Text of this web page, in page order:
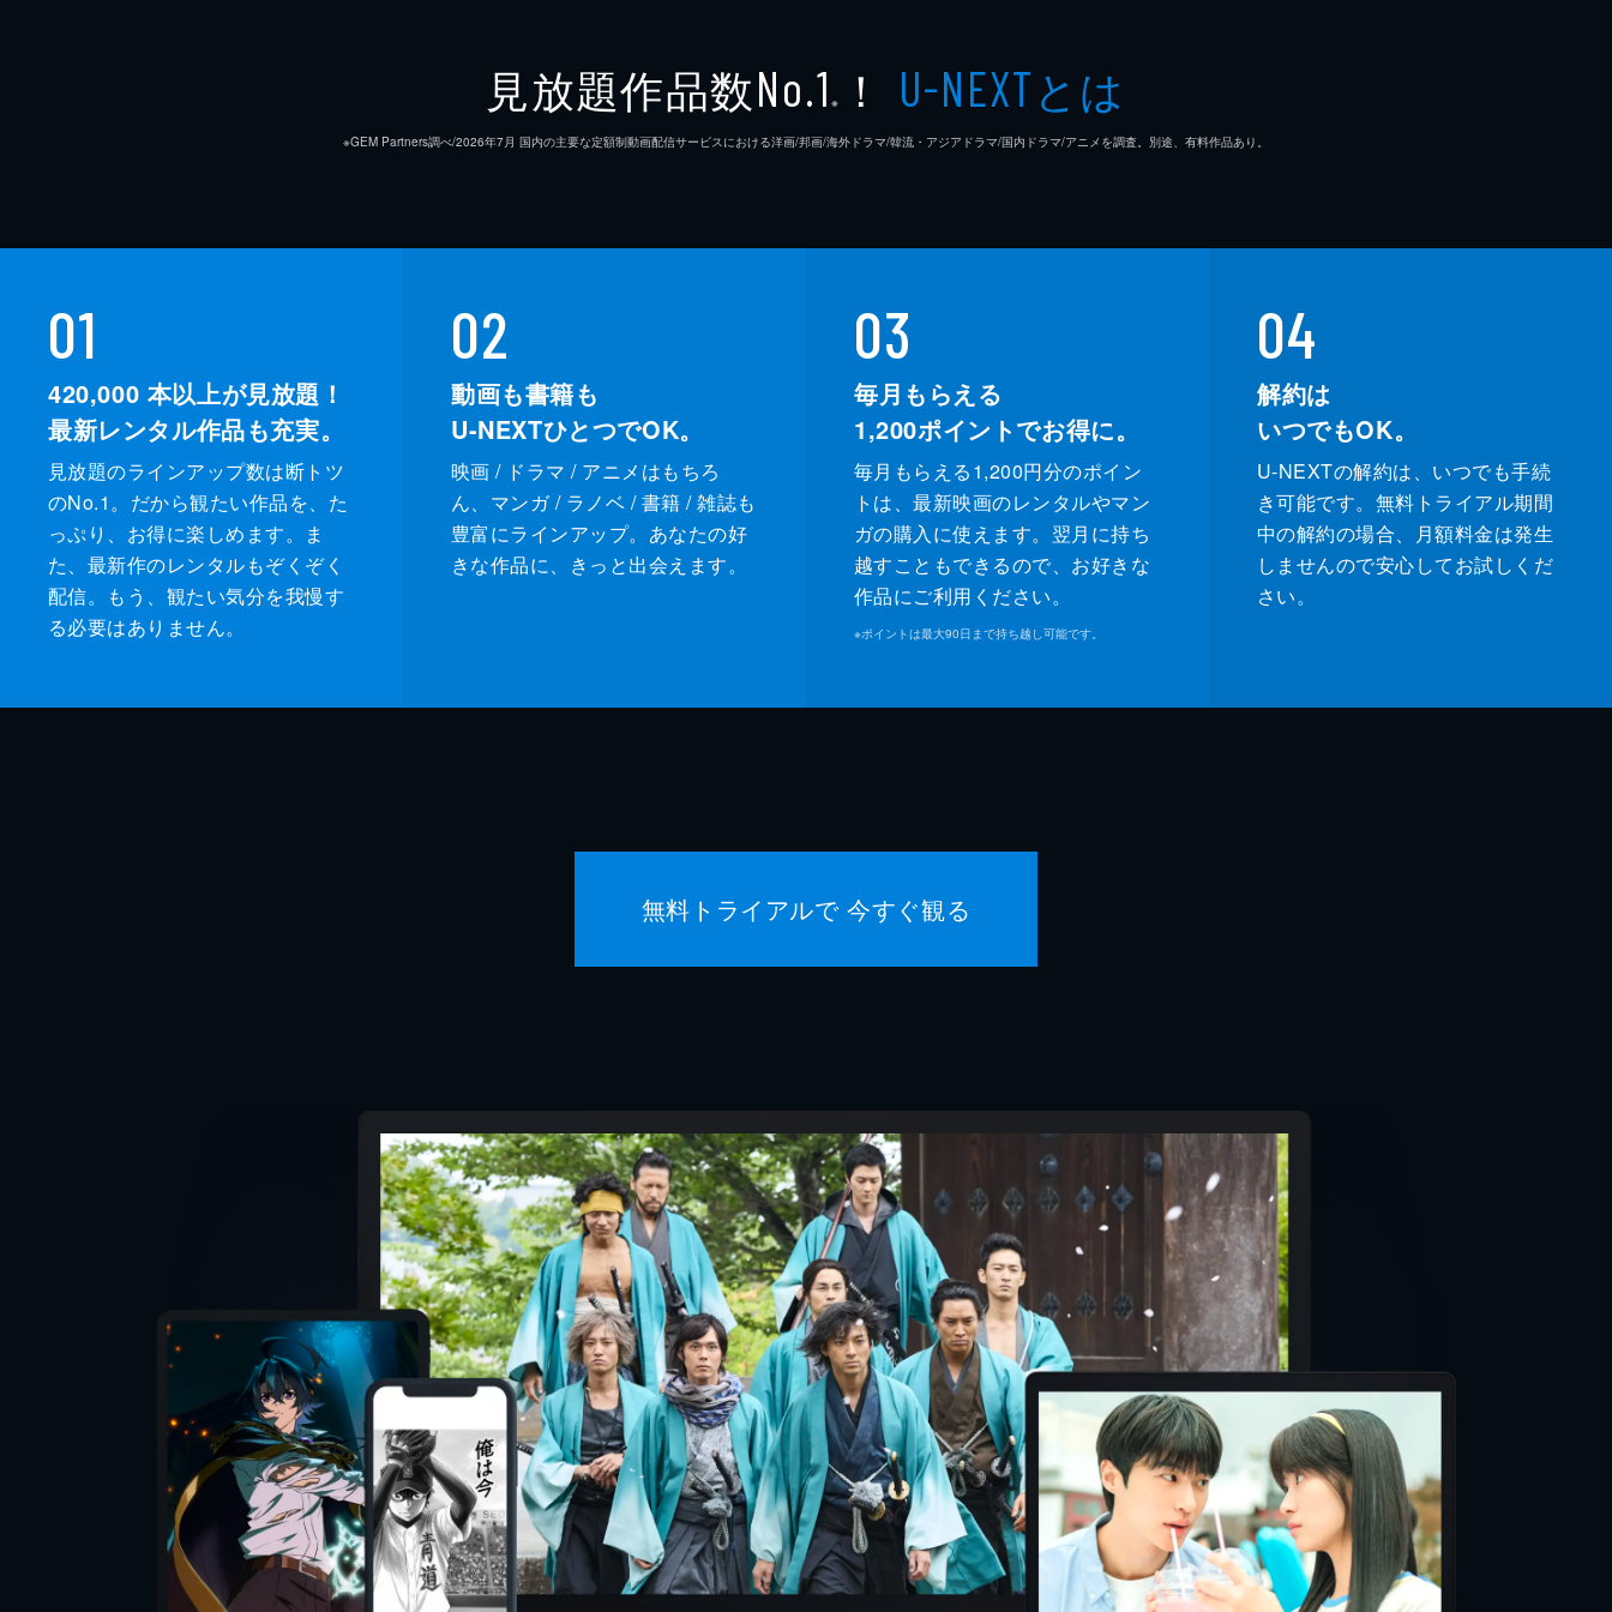
見放題作品数No.1 ※ ！ U-NEXTとは
※GEM Partners調べ/2026年7⽉ 国内の主要な定額制動画配信サービスにおける洋画/邦画/海外ドラマ/韓流・アジアドラマ/国内ドラマ/アニメを調査。別途、有料作品あり。
01
420,000 本以上が見放題！
最新レンタル作品も充実。
見放題のラインアップ数は断トツ
のNo.1。だから観たい作品を、た
っぷり、お得に楽しめます。ま
た、最新作のレンタルもぞくぞく
配信。もう、観たい気分を我慢す
る必要はありません。
02
動画も書籍も
U-NEXTひとつでOK。
映画 / ドラマ / アニメはもちろ
ん、マンガ / ラノベ / 書籍 / 雑誌も
豊富にラインアップ。あなたの好
きな作品に、きっと出会えます。
03
毎月もらえる
1,200ポイントでお得に。
毎月もらえる1,200円分のポイン
トは、最新映画のレンタルやマン
ガの購入に使えます。翌月に持ち
越すこともできるので、お好きな
作品にご利用ください。
※ポイントは最大90日まで持ち越し可能です。
04
解約は
いつでもOK。
U-NEXTの解約は、いつでも手続
き可能です。無料トライアル期間
中の解約の場合、月額料金は発生
しませんので安心してお試しくだ
さい。
無料トライアルで 今すぐ観る